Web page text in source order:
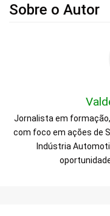
Sobre o Autor
Jornalista em
com foco em ações de
Indústria